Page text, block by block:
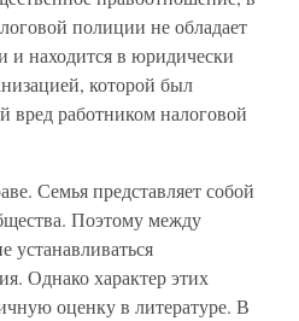
полиции не обладает
находится в юридически
которой был
работником налоговой
Семья представляет собой
Поэтому между
устанавливаться
Однако характер этих
оценку в литературе. В